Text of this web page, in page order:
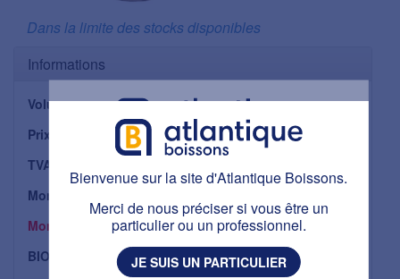
Dans la limite des stocks disponibles
Informations
Volume
Prix unitaire HTT
24,77 €
TVA applicable
20 %
Montant TVA
4,95 €
Montant TTC
29,72 €
BIO :
Oui
Bienvenue sur la site d'Atlantique Boissons.
Ce site est réservé aux personnes majeures.
Avez-vous plus de 18 ans ?
Bienvenue sur la site d'Atlantique Boissons.
Merci de nous préciser si vous être un
particulier ou un professionnel.
JE SUIS UN PARTICULIER